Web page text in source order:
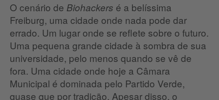
O cenário de Biohackers é a belíssima
Freiburg, uma cidade onde nada pode dar
errado. Um lugar onde se reflete sobre o futuro.
Uma pequena grande cidade à sombra de sua
universidade, pelo menos quando se vê de
fora. Uma cidade onde hoje a Câmara
Municipal é dominada pelo Partido Verde,
quase que por tradição. Apesar disso, o